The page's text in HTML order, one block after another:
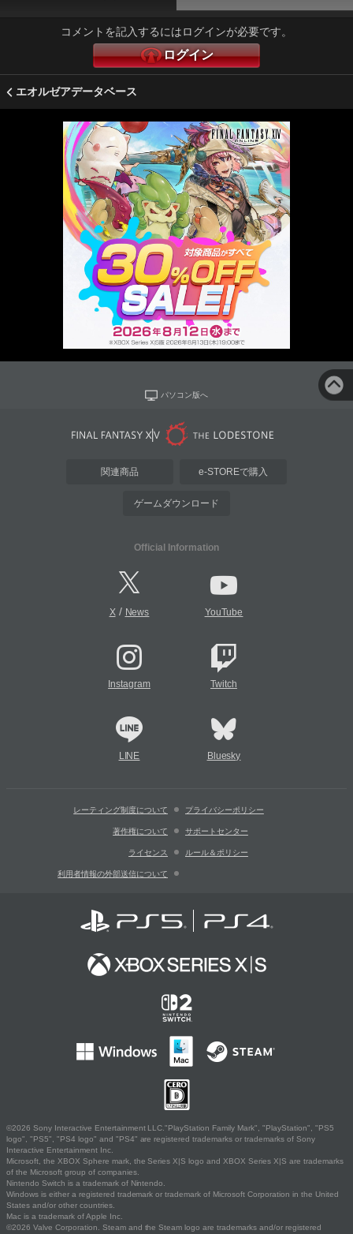
コメントを記入するにはログインが必要です。
ログイン
エオルゼアデータベース
パソコン版へ
関連商品 e-STOREで購入
ゲームダウンロード
Official Information
X/ News YouTube
Instagram Twitch
LINE Bluesky
レーティング制度について プライバシーポリシー
著作権について サポートセンター
ライセンス ルール＆ポリシー
利用者情報の外部送信について
©2026 Sony Interactive Entertainment LLC."PlayStation Family Mark", "PlayStation", "PS5
logo", "PS5", "PS4 logo" and "PS4" are registered trademarks or trademarks of Sony
Interactive Entertainment Inc.
Microsoft, the XBOX Sphere mark, the Series X|S logo and XBOX Series X|S are trademarks
of the Microsoft group of companies.
Nintendo Switch is a trademark of Nintendo.
Windows is either a registered trademark or trademark of Microsoft Corporation in the United
States and/or other countries.
Mac is a trademark of Apple Inc.
©2026 Valve Corporation. Steam and the Steam logo are trademarks and/or registered